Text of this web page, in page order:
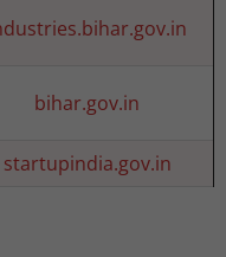
bihar.gov.in
startupindia.gov.in